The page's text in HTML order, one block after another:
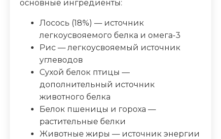
основные ингредиенты:
Лосось (18%) — источник
легкоусвояемого белка и омега-3
Рис — легкоусвояемый источник
углеводов
Сухой белок птицы —
дополнительный источник
животного белка
Белок пшеницы и гороха —
растительные белки
Животные жиры — источник энергии